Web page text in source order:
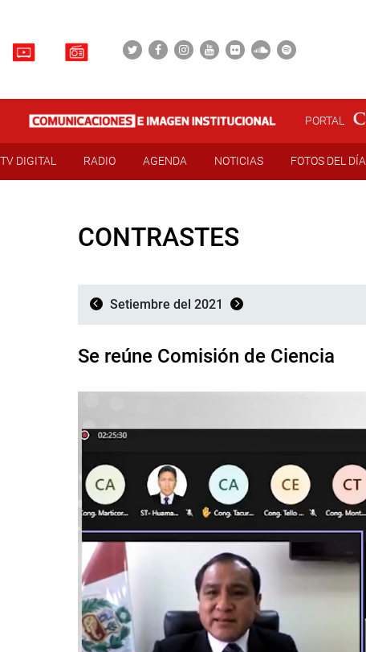
PORTAL
TV DIGITAL RADIO AGENDA NOTICIAS FOTOS DEL DÍA
CONTRASTES
Setiembre del 2021
Se reúne Comisión de Ciencia